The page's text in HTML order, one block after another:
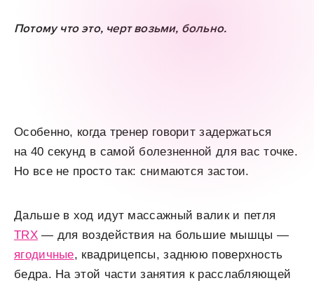
Потому что это, черт возьми, больно.
Особенно, когда тренер говорит задержаться
на 40 секунд в самой болезненной для вас точке.
Но все не просто так: снимаются застои.
Дальше в ход идут массажный валик и петля
TRX— для воздействия на большие мышцы —
ягодичные, квадрицепсы, заднюю поверхность
бедра. На этой части занятия к расслабляющей